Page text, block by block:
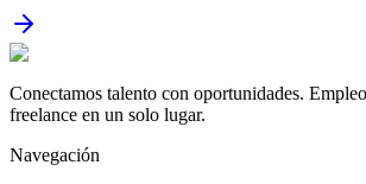
Conectamos talento con oportunidades.
freelance en un solo lugar.
Navegación